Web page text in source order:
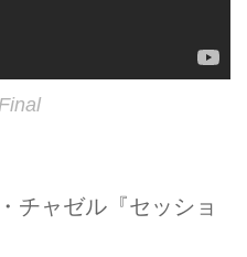
チャゼル『セッショ